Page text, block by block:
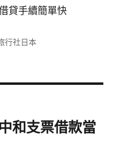
貸手續簡單快
行社日本
和支票借款當